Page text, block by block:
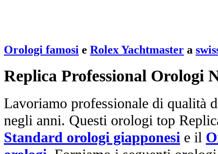
Orologi famosi e Rolex Yachtmaster a
Replica Professional Orologi
Lavoriamo professionale di qualità
negli anni. Questi orologi top
Standard orologi giapponesi e il